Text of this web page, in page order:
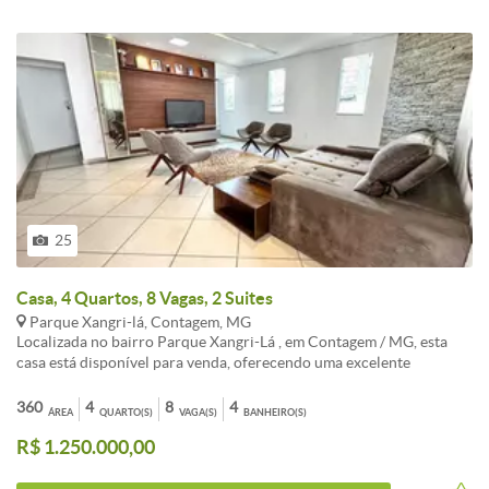
25
Casa, 4 Quartos, 8 Vagas, 2 Suites
Parque Xangri-lá, Contagem, MG
Localizada no bairro Parque Xangri-Lá , em Contagem / MG, esta
casa está disponível para venda, oferecendo uma excelente
fácil acesso a diversas facilidades.<br /><br />- A localização
privilegiada do imóvel proporciona proximidade a escolas,
supermercados, farmácias e comércios locais, facilitando o dia a dia
ÁREA
360 QUARTO(S)
4 VAGA(S)
8 BANHEIRO(S)
4
R$ 1.250.000,00